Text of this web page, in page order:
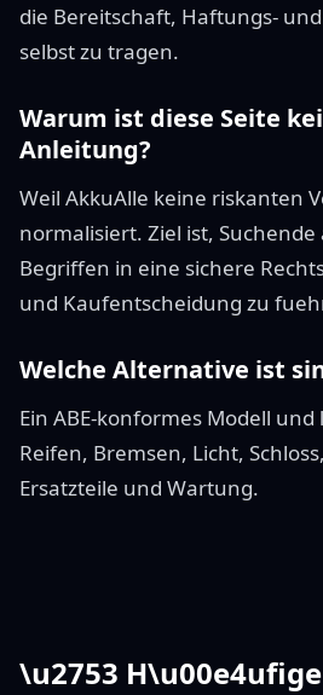
die Bereitschaft, Haftungs-
selbst zu tragen.
Warum ist diese Seite
Anleitung?
Weil AkkuAlle keine riskanten
normalisiert. Ziel ist, Suchende
Begriffen in eine sichere
und Kaufentscheidung zu
Welche Alternative ist
Ein ABE-konformes Modell
Reifen, Bremsen, Licht,
Ersatzteile und Wartung.
\u2753